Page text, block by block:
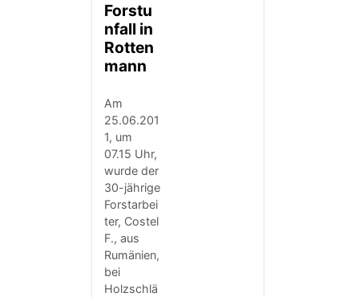
Forstu
nfall in
Rotten
mann
Am
25.06.201
1, um
07.15 Uhr,
wurde der
30-jährige
Forstarbei
ter, Costel
F., aus
Rumänien,
bei
Holzschlä